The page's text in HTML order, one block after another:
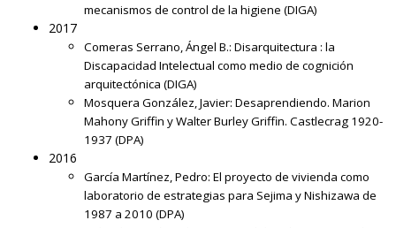
mecanismos de control de la higiene (DIGA)
2017
Comeras Serrano, Ángel B.: Disarquitectura : la
Discapacidad Intelectual como medio de cognición
arquitectónica (DIGA)
Mosquera González, Javier: Desaprendiendo. Marion
Mahony Griffin y Walter Burley Griffin. Castlecrag 1920-
1937 (DPA)
2016
García Martínez, Pedro: El proyecto de vivienda como
laboratorio de estrategias para Sejima y Nishizawa de
1987 a 2010 (DPA)